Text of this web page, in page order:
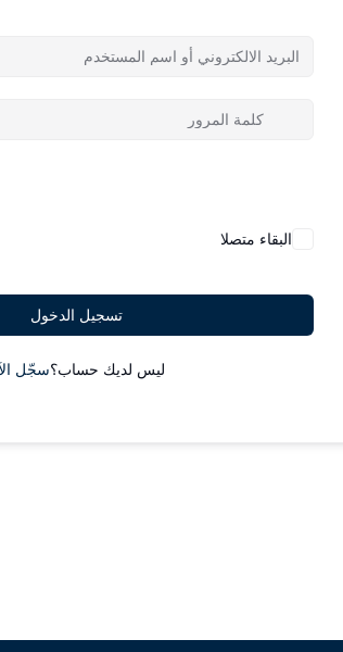
البقاء متصلا
تسجيل الدخول
ليس لديك حساب؟سجّل